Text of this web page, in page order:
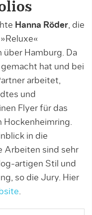
Hanna Röder, die
über Hamburg. Da
hat und bei
arbeitet,
und
Flyer für das
Hockenheimring.
in die
Arbeiten sind sehr
artigen Stil und
so die Jury. Hier
.